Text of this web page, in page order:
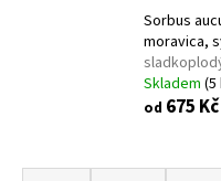
Sorbus
moravica,
Skladem (5
od 675 Kč
Ř